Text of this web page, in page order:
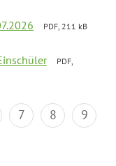
PDF, 211 kB
PDF,
7 8
9